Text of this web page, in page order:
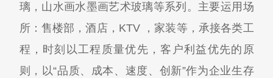
璃，山水画水墨画艺术玻璃等系列。主要运用场
所：售楼部，酒店，KTV ，家装等，承接各类工
程，时刻以工程质量优先，客户利益优先的原
则，以“品质、成本、速度、创新”作为企业生存